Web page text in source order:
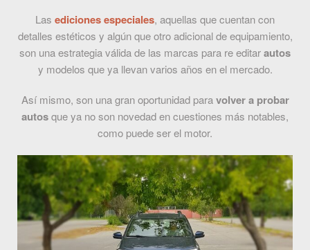
Las ediciones especiales, aquellas que cuentan con
detalles estéticos y algún que otro adicional de equipamiento,
son una estrategia válida de las marcas para re editarautos
y modelos que ya llevan varios años en el mercado.
Así mismo, son una gran oportunidad paravolver a probar
autosque ya no son novedad en cuestiones más notables,
como puede ser el motor.